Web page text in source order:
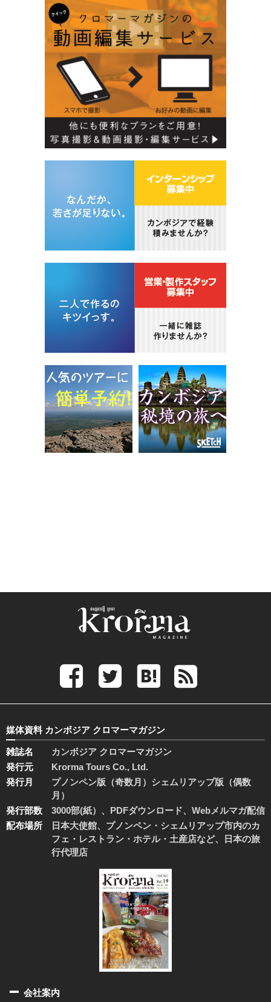
媒体資料 カンボジア クロマーマガジン
雑誌名
カンボジア クロマーマガジン
発行元
Krorma Tours Co., Ltd.
発行月
プノンペン版（奇数月）シェムリアップ版（偶数
月）
発行部数
3000部(紙）、PDFダウンロード、Webメルマガ配信
配布場所
日本大使館、プノンペン・シェムリアップ市内のカ
フェ・レストラン・ホテル・土産店など、日本の旅
行代理店
会社案内